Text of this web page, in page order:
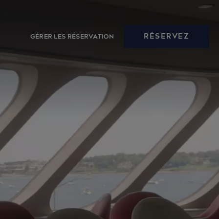
GÉRER LES RÉSERVATION RÉSERVEZ